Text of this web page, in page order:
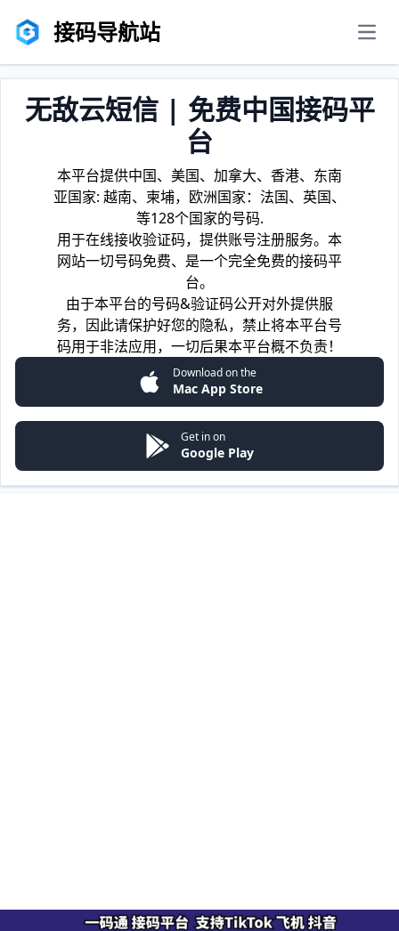
接码导航站
无敌云短信 | 免费中国接码平
台
本平台提供中国、美国、加拿大、香港、东南
亚国家: 越南、柬埔，欧洲国家：法国、英国、
等128个国家的号码.
用于在线接收验证码，提供账号注册服务。本
网站一切号码免费、是一个完全免费的接码平
台。
由于本平台的号码&验证码公开对外提供服
务，因此请保护好您的隐私，禁止将本平台号
码用于非法应用，一切后果本平台概不负责！
Download on the
Mac App Store
Get in on
Google Play